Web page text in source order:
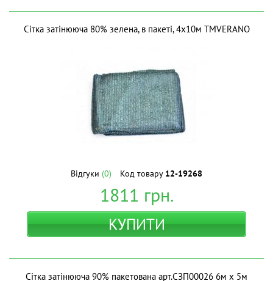
Сітка затінююча 80% зелена, в пакеті, 4х10м ТМVERANO
Відгуки (0) Код товару 12-19268
1811 грн.
КУПИТИ
Сітка затінююча 90% пакетована арт.СЗП00026 6м х 5м